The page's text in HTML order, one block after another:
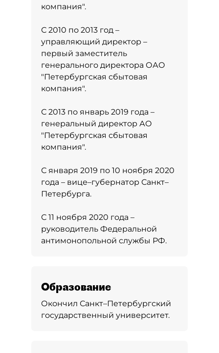
компания".
С 2010 по 2013 год –
управляющий директор –
первый заместитель
генерального директора ОАО
"Петербургская сбытовая
компания".
С 2013 по январь 2019 года –
генеральный директор АО
"Петербургская сбытовая
компания".
С января 2019 по 10 ноября 2020
года – вице–губернатор Санкт–
Петербурга.
С 11 ноября 2020 года –
руководитель Федеральной
антимонопольной службы РФ.
Образование
Окончил Санкт–Петербургский
государственный университет.